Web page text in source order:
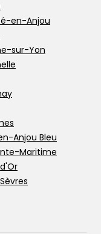
en-Anjou
sur-Yon
Anjou Bleu
Maritime